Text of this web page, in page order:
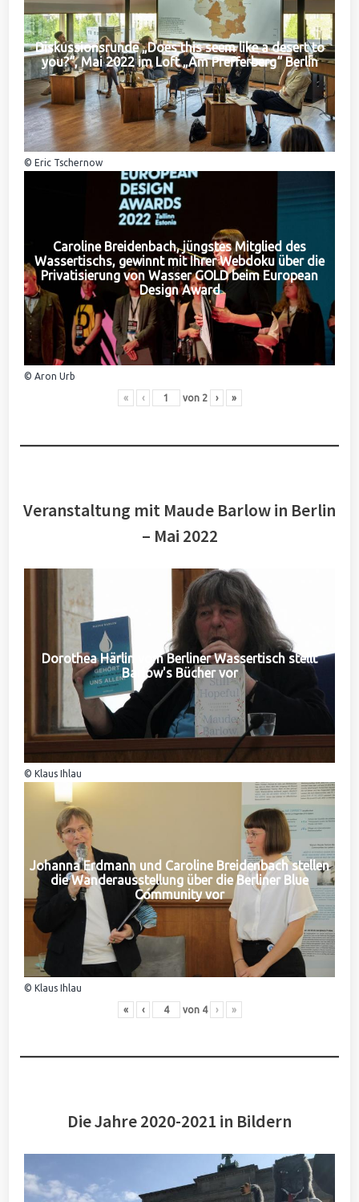
Diskussionsrunde „Does this seem like a desert to
you?“, Mai 2022 im Loft „Am Pfefferberg“ Berlin
© Eric Tschernow
Caroline Breidenbach, jüngstes Mitglied des
Wassertischs, gewinnt mit Ihrer Webdoku über die
Privatisierung von Wasser GOLD beim European
Design Award
© Aron Urb
« ‹ von 2 › »
Veranstaltung mit Maude Barlow in Berlin
– Mai 2022
Dorothea Härlin vom Berliner Wassertisch stellt
Barlow's Bücher vor
© Klaus Ihlau
Johanna Erdmann und Caroline Breidenbach stellen
die Wanderausstellung über die Berliner Blue
Community vor
© Klaus Ihlau
« ‹ von 4 › »
Die Jahre 2020-2021 in Bildern